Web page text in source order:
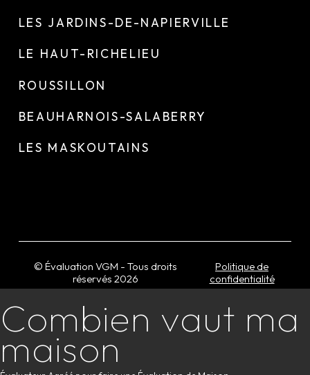
LES JARDINS-DE-NAPIERVILLE
LE HAUT-RICHELIEU
ROUSSILLON
BEAUHARNOIS-SALABERRY
LES MASKOUTAINS
© Évaluation VGM - Tous droits
réservés 2026
Politique de
confidentialité
Combien vaut ma
maison